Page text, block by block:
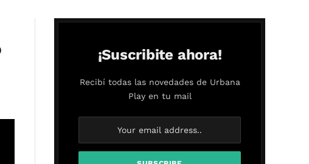
¡Suscribite ahora!
Recibí todas las novedades de Urbana
Play en tu mail